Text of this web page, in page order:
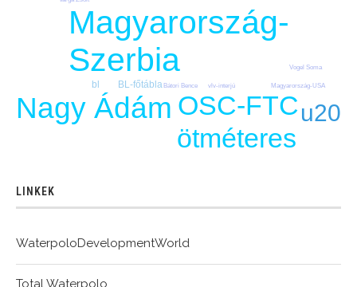
Magyarország-
Szerbia
Nagy Ádám OSC-FTC
ötméteres
u20
bl BL-főtábla Bátori Bence Magyarország-USA
vlv-interjú
Vogel Soma
LINKEK
WaterpoloDevelopmentWorld
Total Waterpolo